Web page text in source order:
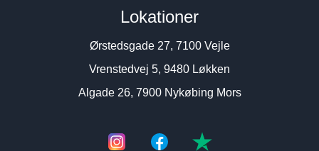
Lokationer
Ørstedsgade 27, 7100 Vejle
Vrenstedvej 5, 9480 Løkken
Algade 26, 7900 Nykøbing Mors